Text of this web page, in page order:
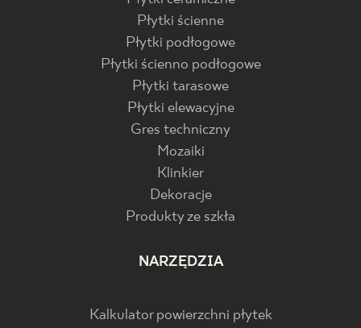
Płytki ścienne
Płytki podłogowe
Płytki ścienno podłogowe
Płytki tarasowe
Płytki elewacyjne
Gres techniczny
Mozaiki
Klinkier
Dekoracje
Produkty ze szkła
NARZĘDZIA
Kalkulator powierzchni płytek